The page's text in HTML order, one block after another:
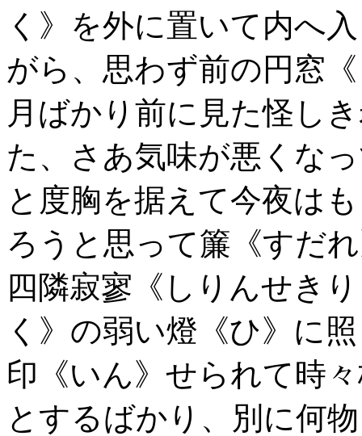
く》を外に置いて内へ
がら、思わず前の円窓
月ばかり前に見た怪し
た、さあ気味が悪くな
と度胸を据えて今夜は
ろうと思って簾《すだ
四隣寂寥《しりんせき
く》の弱い燈《ひ》に
印《いん》せられて時
とするばかり、別に何